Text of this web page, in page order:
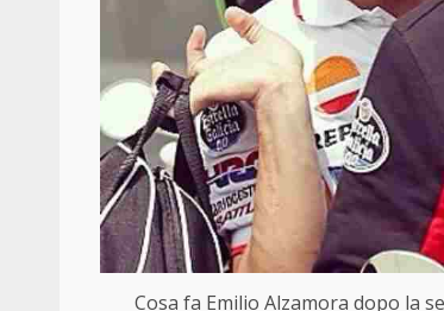
Cosa fa Emilio Alzamora dopo la